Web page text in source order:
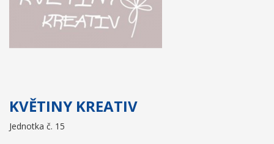
KVĚTINY KREATIV
Jednotka č. 15